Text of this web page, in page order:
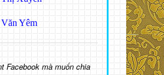
Yêm
Facebook mà muốn chia